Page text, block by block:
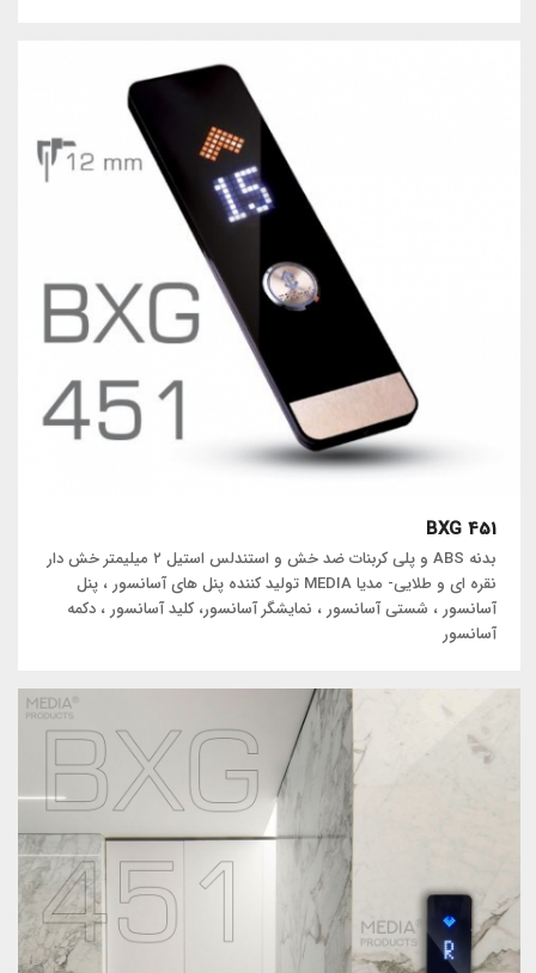
BXG 451
بدنه ABS و پلی کربنات ضد خش و استندلس استیل ۲ میلیمتر خش دار
نقره ای و طلایی- مدیا MEDIA تولید کننده پنل های آسانسور ، پنل
آسانسور ، شستی آسانسور ، نمایشگر آسانسور، کلید آسانسور ، دکمه
آسانسور